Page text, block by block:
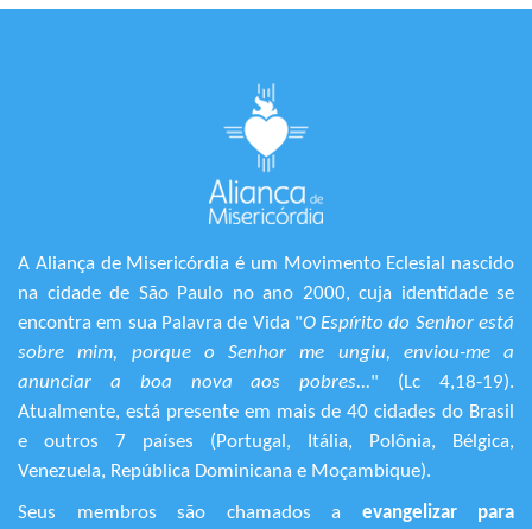
A Aliança de Misericórdia é um Movimento Eclesial nascido
na cidade de São Paulo no ano 2000, cuja identidade se
encontra em sua Palavra de Vida "O Espírito do Senhor está
sobre mim, porque o Senhor me ungiu, enviou-me a
anunciar a boa nova aos pobres..." (Lc 4,18-19).
Atualmente, está presente em mais de 40 cidades do Brasil
e outros 7 países (Portugal, Itália, Polônia, Bélgica,
Venezuela, República Dominicana e Moçambique).
Seus membros são chamados a evangelizar para